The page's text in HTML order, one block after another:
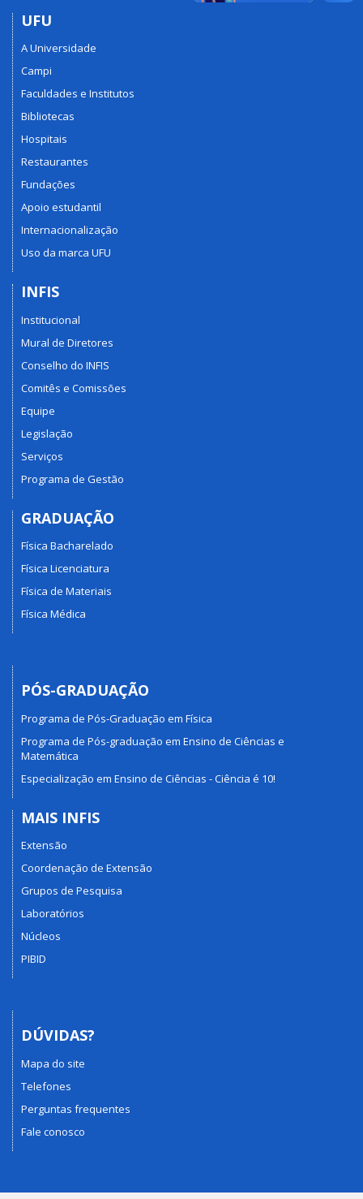
UFU
A Universidade
Campi
Faculdades e Institutos
Bibliotecas
Hospitais
Restaurantes
Fundações
Apoio estudantil
Internacionalização
Uso da marca UFU
INFIS
Institucional
Mural de Diretores
Conselho do INFIS
Comitês e Comissões
Equipe
Legislação
Serviços
Programa de Gestão
GRADUAÇÃO
Física Bacharelado
Física Licenciatura
Física de Materiais
Física Médica
PÓS-GRADUAÇÃO
Programa de Pós-Graduação em Física
Programa de Pós-graduação em Ensino de Ciências e
Matemática
Especialização em Ensino de Ciências - Ciência é 10!
MAIS INFIS
Extensão
Coordenação de Extensão
Grupos de Pesquisa
Laboratórios
Núcleos
PIBID
DÚVIDAS?
Mapa do site
Telefones
Perguntas frequentes
Fale conosco